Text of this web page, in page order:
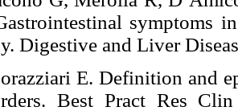
symptoms
Digestive and Liver
E. Definition and
Best Pract Res